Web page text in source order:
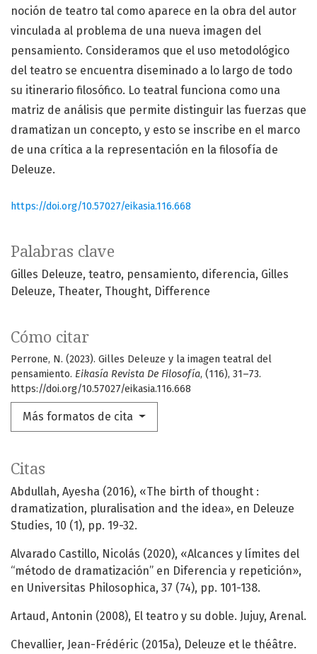
Palabras clave
Gilles Deleuze teatro pensamiento diferencia Gilles
Deleuze Theater Thought Difference
Cómo citar
Perrone, N. (2023). Gilles Deleuze y la imagen teatral del
pensamiento. Eikasía Revista De Filosofía, (116), 31–73.
https://doi.org/10.57027/eikasia.116.668
Más formatos de cita
noción de teatro tal como aparece en la obra del autor
vinculada al problema de una nueva imagen del
pensamiento. Consideramos que el uso metodológico
del teatro se encuentra diseminado a lo largo de todo
su itinerario filosófico. Lo teatral funciona como una
matriz de análisis que permite distinguir las fuerzas que
dramatizan un concepto, y esto se inscribe en el marco
de una crítica a la representación en la filosofía de
Deleuze.
https://doi.org/10.57027/eikasia.116.668
Citas
Abdullah, Ayesha (2016), «The birth of thought :
dramatization, pluralisation and the idea», en Deleuze
Studies, 10 (1), pp. 19-32.
Alvarado Castillo, Nicolás (2020), «Alcances y límites del
“método de dramatización” en Diferencia y repetición»,
en Universitas Philosophica, 37 (74), pp. 101-138.
Artaud, Antonin (2008), El teatro y su doble. Jujuy, Arenal.
Chevallier, Jean-Frédéric (2015a), Deleuze et le théâtre.